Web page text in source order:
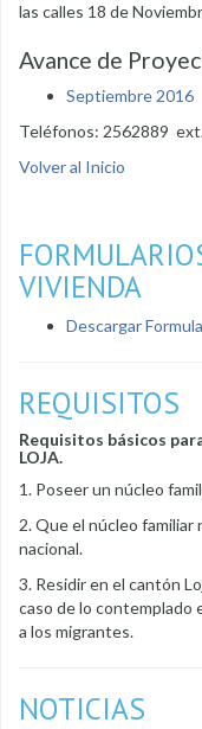
las calles 18 de
Avance de
Septiembre 2016
Teléfonos: 2562889
Volver al Inicio
VIVIENDA
Descargar
REQUISITOS
Requisitos básicos
LOJA.
1. Poseer un núcleo
2. Que el núcleo familiar
nacional.
3. Residir en el cantón
caso de lo contemplado
a los migrantes.
NOTICIAS